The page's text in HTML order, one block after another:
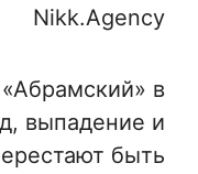
Nikk.Agency
в
выпадение и
быть